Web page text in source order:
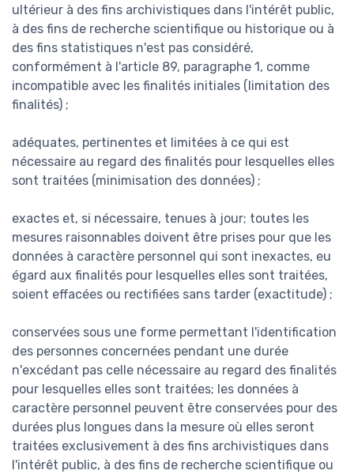
ultérieur à des fins archivistiques dans l'intérêt public,
à des fins de recherche scientifique ou historique ou à
des fins statistiques n'est pas considéré,
conformément à l'article 89, paragraphe 1, comme
incompatible avec les finalités initiales (limitation des
finalités) ;
adéquates, pertinentes et limitées à ce qui est
nécessaire au regard des finalités pour lesquelles elles
sont traitées (minimisation des données) ;
exactes et, si nécessaire, tenues à jour; toutes les
mesures raisonnables doivent être prises pour que les
données à caractère personnel qui sont inexactes, eu
égard aux finalités pour lesquelles elles sont traitées,
soient effacées ou rectifiées sans tarder (exactitude) ;
conservées sous une forme permettant l'identification
des personnes concernées pendant une durée
n'excédant pas celle nécessaire au regard des finalités
pour lesquelles elles sont traitées; les données à
caractère personnel peuvent être conservées pour des
durées plus longues dans la mesure où elles seront
traitées exclusivement à des fins archivistiques dans
l'intérêt public, à des fins de recherche scientifique ou